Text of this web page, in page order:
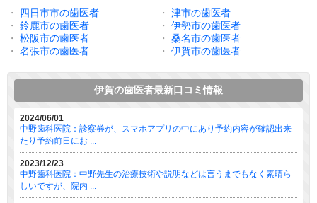
・ 四日市市の歯医者 ・
津市の歯医者
・
鈴鹿市の歯医者 ・
伊勢市の歯医者
・
松阪市の歯医者 ・
桑名市の歯医者
・
名張市の歯医者 ・ 伊賀市の歯医者
伊賀の歯医者最新口コミ情報
2024/06/01
中野歯科医院：診察券が、スマホアプリの中にあり予約内容が確認出来
たり予約前日にお ...
2023/12/23
中野歯科医院：中野先生の治療技術や説明などは言うまでもなく素晴ら
しいですが、院内 ...